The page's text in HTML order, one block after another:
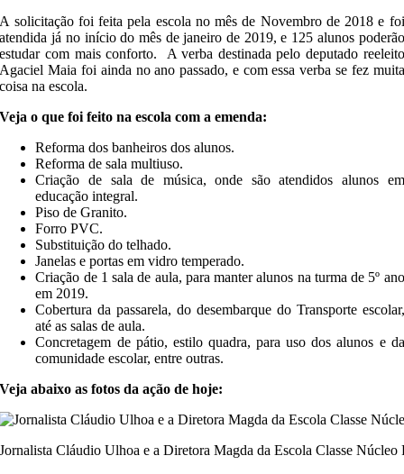
A solicitação foi feita pela escola no mês de Novembro de 2018 e foi
atendida já no início do mês de janeiro de 2019, e 125 alunos poderão
estudar com mais conforto. A verba destinada pelo deputado reeleito
Agaciel Maia foi ainda no ano passado, e com essa verba se fez muita
coisa na escola.
Veja o que foi feito na escola com a emenda:
Reforma dos banheiros dos alunos.
Reforma de sala multiuso.
Criação de sala de música, onde são atendidos alunos em
educação integral.
Piso de Granito.
Forro PVC.
Substituição do telhado.
Janelas e portas em vidro temperado.
Criação de 1 sala de aula, para manter alunos na turma de 5º ano
em 2019.
Cobertura da passarela, do desembarque do Transporte escolar,
até as salas de aula.
Concretagem de pátio, estilo quadra, para uso dos alunos e da
comunidade escolar, entre outras.
Veja abaixo as fotos da ação de hoje:
Jornalista Cláudio Ulhoa e a Diretora Magda da Escola Classe